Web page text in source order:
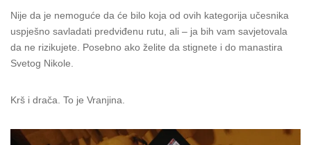
Nije da je nemoguće da će bilo koja od ovih kategorija učesnika
uspješno savladati predviđenu rutu, ali – ja bih vam savjetovala
da ne rizikujete. Posebno ako želite da stignete i do manastira
Svetog Nikole.
Krš i drača. To je Vranjina.